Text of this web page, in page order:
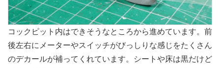
コックピット内はできそうなところから進めています。前
後左右にメーターやスイッチがびっしりな感じをたくさん
のデカールが補ってくれています。シートや床は黒だけど